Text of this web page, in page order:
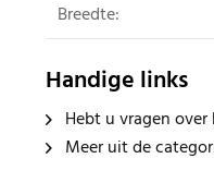
Breedte:
Handige links
Hebt u vragen
Meer uit de